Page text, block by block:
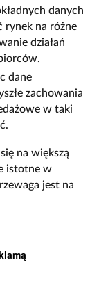
danych
rynek na różne
działań
dane
zachowania
w taki
na większą
istotne w
jest na